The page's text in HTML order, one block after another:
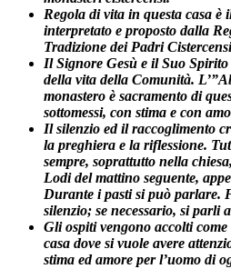
Regola di vita in questa casa è
interpretato e proposto dalla
Tradizione dei Padri
Il Signore Gesù e il Suo
della vita della Comunità.
monastero è sacramento di
sottomessi, con stima e con
Il silenzio ed il raccoglimento
la preghiera e la riflessione.
sempre, soprattutto nella
Lodi del mattino seguente,
Durante i pasti si può parlare.
silenzio; se necessario, si parli
Gli ospiti vengono accolti
casa dove si vuole avere
stima ed amore per l’uomo di